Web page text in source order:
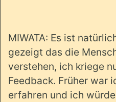
MIWATA: Es ist
gezeigt das die
verstehen, ich kriege
Feedback. Früher war
erfahren und ich